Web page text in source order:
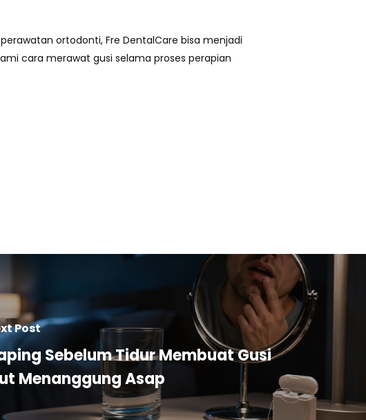
ortodonti, Fre DentalCare bisa menjadi
cara merawat gusi selama proses perapian
Post
Sebelum Tidur Membuat Gusi
Menanggung Asap